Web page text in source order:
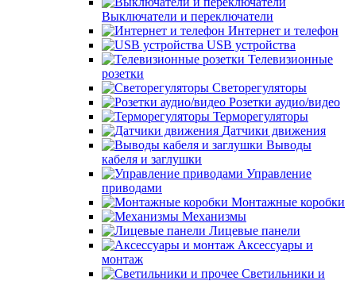
Выключатели и переключатели
Интернет и телефон
USB устройства
Телевизионные
розетки
Светорегуляторы
Розетки аудио/видео
Терморегуляторы
Датчики движения
Выводы
кабеля и заглушки
Управление
приводами
Монтажные коробки
Механизмы
Лицевые панели
Аксессуары и
монтаж
Светильники и